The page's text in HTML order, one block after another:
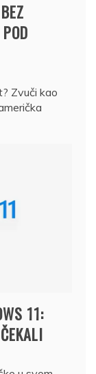
Zvuči kao
11: